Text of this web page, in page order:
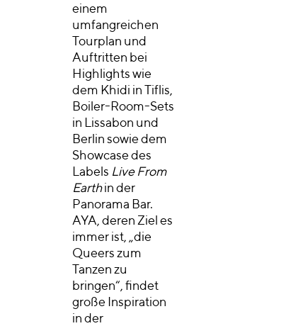
einem
umfangreichen
Tourplan und
Auftritten bei
Highlights wie
dem Khidi in Tiflis,
Boiler-Room-Sets
in Lissabon und
Berlin sowie dem
Showcase des
Labels Live From
Earthin der
Panorama Bar.
AYA, deren Ziel es
immer ist, „die
Queers zum
Tanzen zu
bringen“, findet
große Inspiration
in der